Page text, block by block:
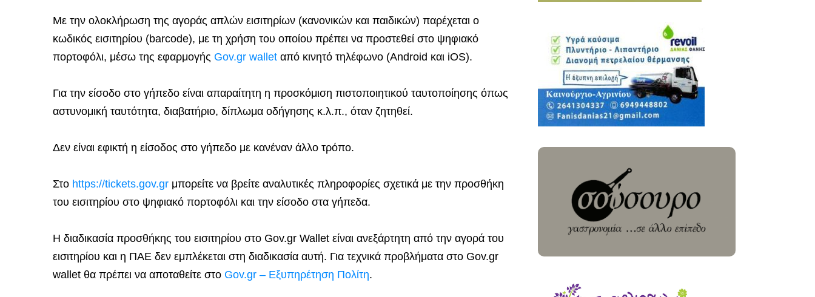
Με την ολοκλήρωση της αγοράς απλών εισιτηρίων (κανονικών και παιδικών) παρέχεται ο
κωδικός εισιτηρίου (barcode), με τη χρήση του οποίου πρέπει να προστεθεί στο ψηφιακό
πορτοφόλι, μέσω της εφαρμογής Gov.gr wallet από κινητό τηλέφωνο (Android και iOS).
Για την είσοδο στο γήπεδο είναι απαραίτητη η προσκόμιση πιστοποιητικού ταυτοποίησης όπως
αστυνομική ταυτότητα, διαβατήριο, δίπλωμα οδήγησης κ.λ.π., όταν ζητηθεί.
Δεν είναι εφικτή η είσοδος στο γήπεδο με κανέναν άλλο τρόπο.
Στο https://tickets.gov.gr μπορείτε να βρείτε αναλυτικές πληροφορίες σχετικά με την προσθήκη
του εισιτηρίου στο ψηφιακό πορτοφόλι και την είσοδο στα γήπεδα.
Η διαδικασία προσθήκης του εισιτηρίου στο Gov.gr Wallet είναι ανεξάρτητη από την αγορά του
εισιτηρίου και η ΠΑΕ δεν εμπλέκεται στη διαδικασία αυτή. Για τεχνικά προβλήματα στο Gov.gr
wallet θα πρέπει να αποταθείτε στο Gov.gr – Εξυπηρέτηση Πολίτη.